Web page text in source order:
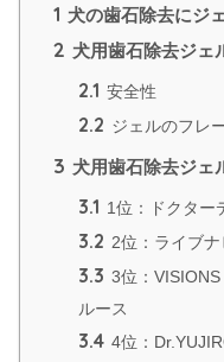
1 犬の歯石除去にジ
2 犬用歯石除去ジェ
2.1 安全性
2.2 ジェルのフレ
3 犬用歯石除去ジェ
3.1 1位：ドクター
3.2 2位：ライブナ
3.3 3位：
ルース
3.4 4位：